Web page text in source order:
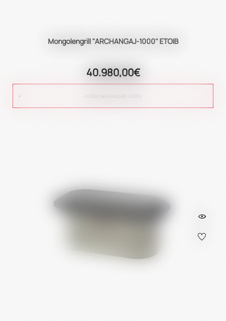
Mongolengrill "ARCHANGAJ-1000" ETOIB
40.980,00€
IN DEN WARENKORB LEGEN